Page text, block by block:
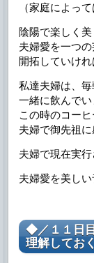
（家庭によっ
陰陽で楽しく美
夫婦愛を一つの
開拓していけ
私達夫婦は、毎
一緒に飲んでい
この時のコーヒ
夫婦で御先祖
夫婦で現在実
夫婦愛を美し
◆／１１日
理解してお